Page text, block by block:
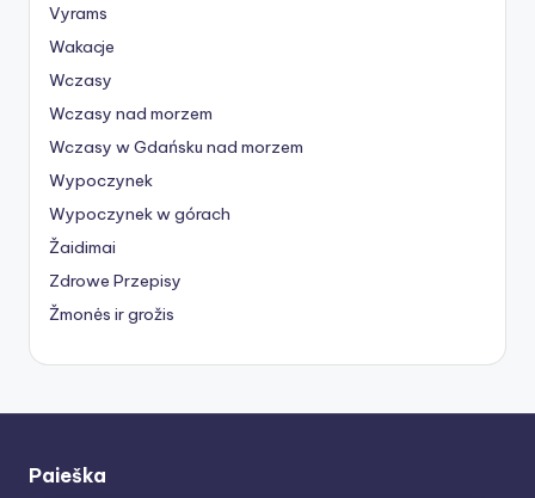
Vyrams
Wakacje
Wczasy
Wczasy nad morzem
Wczasy w Gdańsku nad morzem
Wypoczynek
Wypoczynek w górach
Žaidimai
Zdrowe Przepisy
Žmonės ir grožis
Paieška